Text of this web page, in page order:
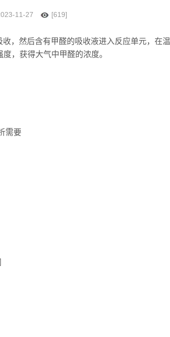
11-27 [619]
，然后含有甲醛的吸收液进入反应单元，在
，获得大气中甲醛的浓度。
需要